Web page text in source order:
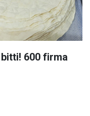
600 firma